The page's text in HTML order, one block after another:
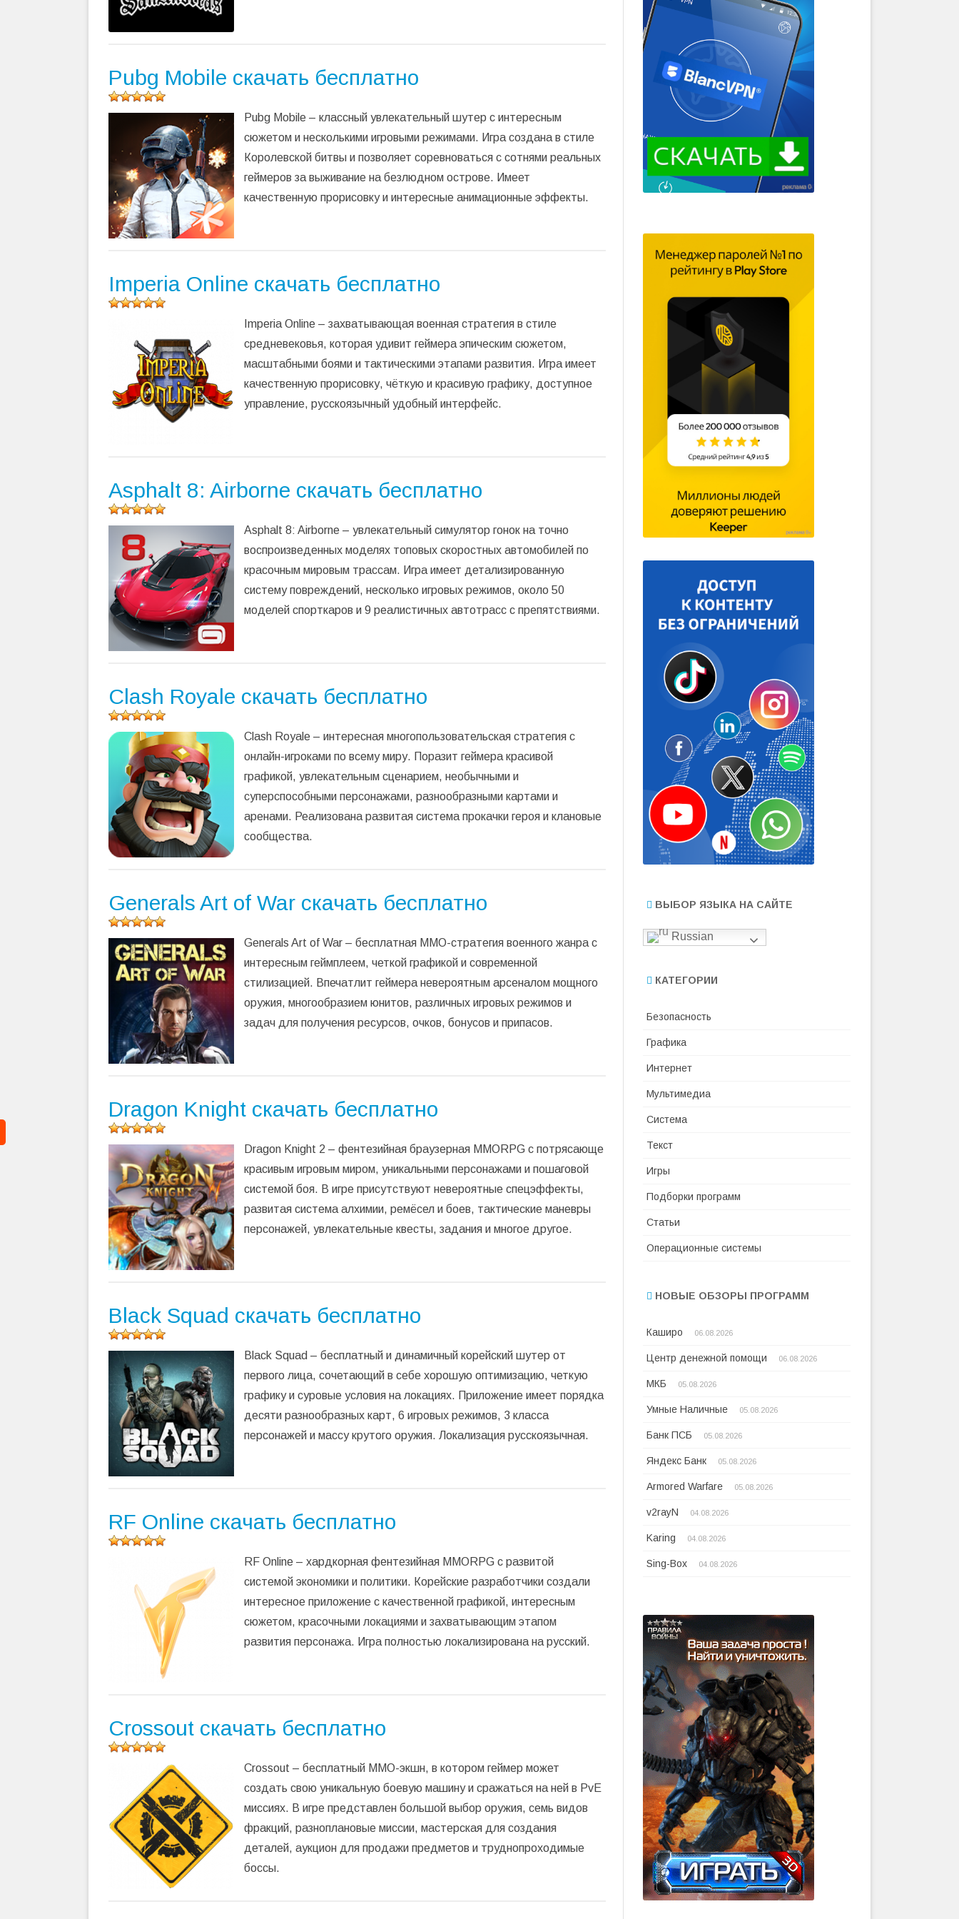
Pubg Mobile скачать бесплатно
Оцените
программу
433
оценок,
среднее:
5,00из 5)
Pubg Mobile – классный увлекательный шутер с интересным
сюжетом и несколькими игровыми режимами. Игра создана в стиле
Королевской битвы и позволяет соревноваться с сотнями реальных
геймеров за выживание на безлюдном острове. Имеет
качественную прорисовку и интересные анимационные эффекты.
Imperia Online скачать бесплатно
190
оценок,
среднее:
4,98из 5)
Imperia Online – захватывающая военная стратегия в стиле
средневековья, которая удивит геймера эпическим сюжетом,
масштабными боями и тактическими этапами развития. Игра имеет
качественную прорисовку, чёткую и красивую графику, доступное
управление, русскоязычный удобный интерфейс.
Asphalt 8: Airborne скачать бесплатно
Оцените
программу
(269
оценок,
среднее:
5,00из 5)
Asphalt 8: Airborne – увлекательный симулятор гонок на точно
воспроизведенных моделях топовых скоростных автомобилей по
красочным мировым трассам. Игра имеет детализированную
систему повреждений, несколько игровых режимов, около 50
моделей спорткаров и 9 реалистичных автотрасс с препятствиями.
Clash Royale скачать бесплатно
Оцените
программу
(734
оценок,
среднее:
5,00из 5)
Clash Royale – интересная многопользовательская стратегия с
онлайн-игроками по всему миру. Поразит геймера красивой
графикой, увлекательным сценарием, необычными и
суперспособными персонажами, разнообразными картами и
аренами. Реализована развитая система прокачки героя и клановые
сообщества.
Generals Art of War скачать бесплатно
Оцените
программу
(248
оценок,
среднее:
5,00 из 5)
Generals Art of War – бесплатная ММО-стратегия военного жанра с
интересным геймплеем, четкой графикой и современной
стилизацией. Впечатлит геймера невероятным арсеналом мощного
оружия, многообразием юнитов, различных игровых режимов и
задач для получения ресурсов, очков, бонусов и припасов.
Dragon Knight скачать бесплатно
Оцените
программу
(243
оценок,
среднее:
5,00из 5)
Dragon Knight 2 – фентезийная браузерная ММОRPG с потрясающе
красивым игровым миром, уникальными персонажами и пошаговой
системой боя. В игре присутствуют невероятные спецэффекты,
развитая система алхимии, ремёсел и боев, тактические маневры
персонажей, увлекательные квесты, задания и многое другое.
Black Squad скачать бесплатно
Оцените
программу
163
оценок,
среднее:
5,00из 5)
Black Squad – бесплатный и динамичный корейский шутер от
первого лица, сочетающий в себе хорошую оптимизацию, четкую
графику и суровые условия на локациях. Приложение имеет порядка
десяти разнообразных карт, 6 игровых режимов, 3 класса
персонажей и массу крутого оружия. Локализация русскоязычная.
RF Online скачать бесплатно
оценок,
среднее:
из 5)
RF Online – хардкорная фентезийная MMORPG с развитой
системой экономики и политики. Корейские разработчики создали
интересное приложение с качественной графикой, интересным
сюжетом, красочными локациями и захватывающим этапом
развития персонажа. Игра полностью локализирована на русский.
Crossout скачать бесплатно
программу
652
оценок,
среднее:
5,00
из 5)
Crossout – бесплатный ММО-экшн, в котором геймер может
создать свою уникальную боевую машину и сражаться на ней в PvE
миссиях. В игре представлен большой выбор оружия, семь видов
фракций, разноплановые миссии, мастерская для создания
деталей, аукцион для продажи предметов и труднопроходимые
боссы.
ВЫБОР ЯЗЫКА НА САЙТЕ
Russian
КАТЕГОРИИ
Безопасность
Графика
Интернет
Мультимедиа
Система
Текст
Игры
Подборки программ
Статьи
Операционные системы
НОВЫЕ ОБЗОРЫ ПРОГРАММ
Каширо 06.08.2026
Центр денежной помощи 06.08.2026
МКБ 05.08.2026
Умные Наличные 05.08.2026
Банк ПСБ 05.08.2026
Яндекс Банк 05.08.2026
Armored Warfare 05.08.2026
v2rayN 04.08.2026
Karing 04.08.2026
Sing-Box 04.08.2026